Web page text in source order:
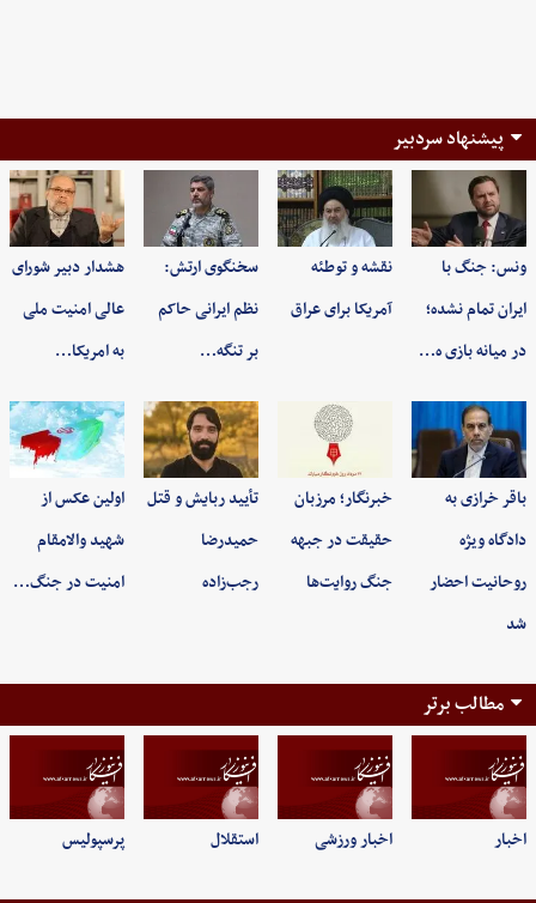
پیشنهاد سردبیر
ونس: جنگ با
ایران تمام نشده؛
در میانه بازی ه…
نقشه و توطئه
آمریکا برای عراق
سخنگوی ارتش:
نظم ایرانی حاکم
بر تنگه…
هشدار دبیر شورای
عالی امنیت ملی
به امریکا…
باقر خرازی به
دادگاه ویژه
روحانیت احضار
شد
خبرنگار؛ مرزبان
حقیقت در جبهه
جنگ روایت‌ها
تأیید ربایش و قتل
حمیدرضا
رجب‌زاده
اولین عکس از
شهید والامقام
امنیت در جنگ…
مطالب برتر
اخبار اخبار ورزشی استقلال پرسپولیس